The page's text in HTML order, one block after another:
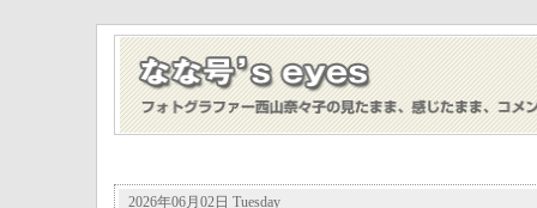
2026年06月02日 Tuesday